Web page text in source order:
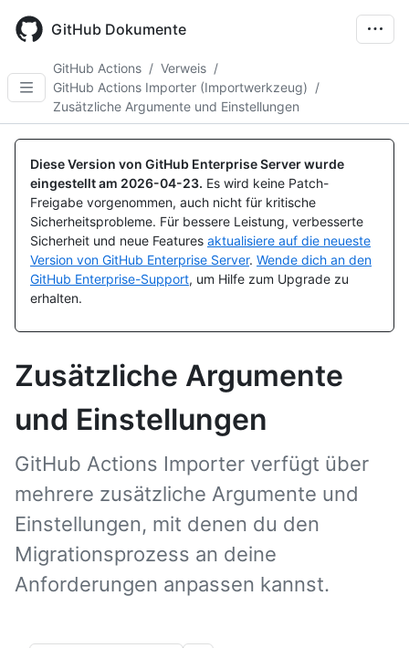
main
GitHub Dokumente
GitHub Actions / Verweis /
GitHub Actions Importer (Importwerkzeug) /
Zusätzliche Argumente und Einstellungen
Diese Version von GitHub Enterprise Server wurde
eingestellt am 2026-04-23. Es wird keine Patch-
Freigabe vorgenommen, auch nicht für kritische
Sicherheitsprobleme. Für bessere Leistung, verbesserte
Sicherheit und neue Features aktualisiere auf die neueste
Version von GitHub Enterprise Server. Wende dich an den
GitHub Enterprise-Support, um Hilfe zum Upgrade zu
erhalten.
Zusätzliche Argumente
und Einstellungen
GitHub Actions Importer verfügt über
mehrere zusätzliche Argumente und
Einstellungen, mit denen du den
Migrationsprozess an deine
Anforderungen anpassen kannst.